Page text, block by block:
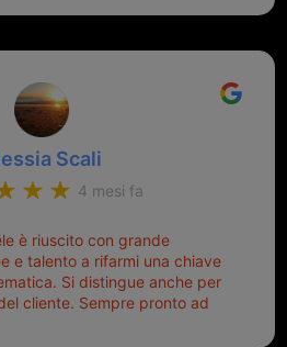
ti fa cominciare bene la
debba duplicare una chiave
ben più esose. Competenti,
per situazioni di questo tipo
Scali
4 mesi fa
è riuscito con grande
e talento a rifarmi una chiave
Si distingue anche per
cliente. Sempre pronto ad